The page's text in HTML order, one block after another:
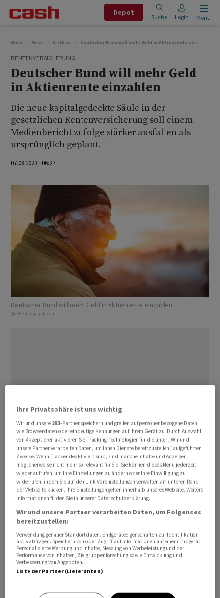
Depot
Suche Login Menu
Home News Top News Deutscher Bund will mehr Geld in Aktienrente einzahlen
RENTENVERSICHERUNG
Deutscher Bund will mehr Geld
in Aktienrente einzahlen
Die neue kapitalgedeckte Säule in der
gesetzlichen Rentenversicherung soll einem
Medienbericht zufolge stärker ausfallen als
ursprünglich geplant.
07.08.2023 06:27
Deutscher Bund will mehr Geld in Aktienrente einzahlen.
Quelle: unsplash.com
Der Bund wolle ab dem Jahr 2024 zwölf Milliarden Euro
in das sogenannte Generationenkapital einzahlen,
berichtet das Handelsblatt am Sonntagabend unter
Berufung auf Informationen aus Regierungskreisen.
Diese Summe werde in den Folgejahren jeweils um drei
Prozent jährlich erhöht, hiess es. Bis 2035 solle das
Generationenkapital ein Volumen von 200 Milliarden
Ihre Privatsphäre ist uns wichtig
Wir und unsere 293-Partner speichern und greifen auf personenbezogene Daten
wie Browserdaten oder eindeutige Kennungen auf Ihrem Gerät zu. Durch Auswahl
von Akzeptieren aktivieren Sie Tracking-Technologien für die unter „Wir und
unsere Partner verarbeiten Daten, um Ihnen Dienste bereitzustellen“ aufgeführten
Zwecke. Wenn Tracker deaktiviert sind, sind manche Inhalte und Anzeigen
möglicherweise nicht mehr so relevant für Sie. Sie können dieses Menü jederzeit
wieder aufrufen, um Ihre Einstellungen zu ändern oder Ihre Einwilligung zu
widerrufen, indem Sie auf den Link Voreinstellungen verwalten am unteren Rand
der Webseite klicken. Ihre Einstellungen gelten innerhalb unseres Website. Weitere
Informationen finden Sie in unserer Datenschutzerklärung.
Wir und unsere Partner verarbeiten Daten, um Folgendes
bereitzustellen:
Verwendung genauer Standortdaten. Endgeräteeigenschaften zur Identifikation
aktiv abfragen. Speichern von oder Zugriff auf Informationen auf einem Endgerät.
Personalisierte Werbung und Inhalte, Messung von Werbeleistung und der
Performance von Inhalten, Zielgruppenforschung sowie Entwicklung und
Verbesserung von Angeboten.
Liste der Partner (Lieferanten)